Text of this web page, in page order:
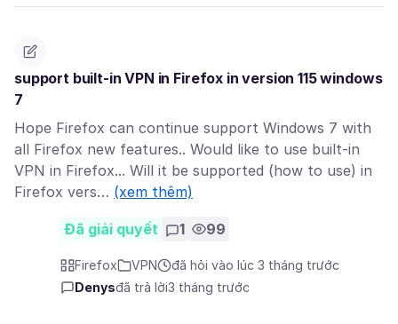
support built-in VPN in Firefox in version 115 windows
7
Hope Firefox can continue support Windows 7 with
all Firefox new features.. Would like to use built-in
VPN in Firefox... Will it be supported (how to use) in
Firefox vers… (xem thêm)
Đã giải quyết 1 99
Firefox VPN
đã hỏi vào lúc 3 tháng trước
Denysđã trả lời3 tháng trước